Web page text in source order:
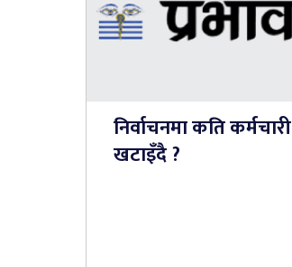
निर्वाचनमा कति कर्मचारी
खटाइँदै ?